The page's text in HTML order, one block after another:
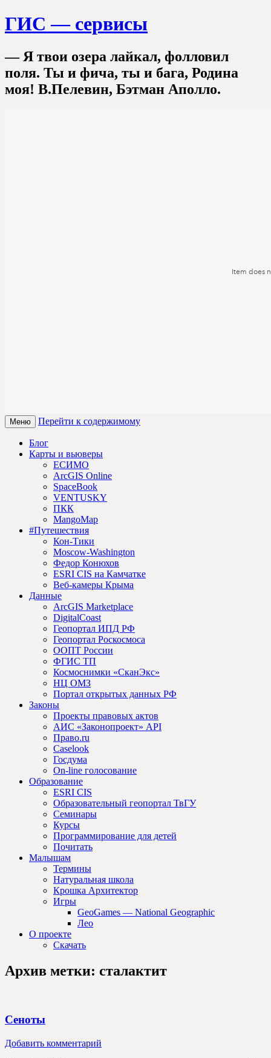
ГИС — сервисы
— Я твои озера лайкал, фолловил
поля. Ты и фича, ты и бага, Родина
моя! В.Пелевин, Бэтман Аполло.
Меню Перейти к содержимому
Блог
Карты и вьюверы
ЕСИМО
ArcGIS Online
SpaceBook
VENTUSKY
ПКК
MangoMap
#Путешествия
Кон-Тики
Moscow-Washington
Федор Конюхов
ESRI CIS на Камчатке
Веб-камеры Крыма
Данные
ArcGIS Marketplace
DigitalCoast
Геопортал ИПД РФ
Геопортал Роскосмоса
ООПТ России
ФГИС ТП
Космоснимки «СканЭкс»
НЦ ОМЗ
Портал открытых данных РФ
Законы
Проекты правовых актов
АИС «Законопроект» API
Право.ru
Caselook
Госдума
On-line голосование
Образование
ESRI CIS
Образовательный геопортал ТвГУ
Семинары
Курсы
Программирование для детей
Почитать
Малышам
Термины
Натуральная школа
Крошка Архитектор
Игры
GeoGames — National Geographic
Лео
О проекте
Скачать
Архив метки: сталактит
Сеноты
Добавить комментарий